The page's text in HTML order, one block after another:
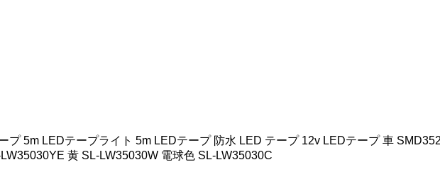
プ 5m LEDテープライト 5m LEDテープ 防水 LED テープ 12v LEDテープ 車
黄 SL-LW35030W 電球色 SL-LW35030C